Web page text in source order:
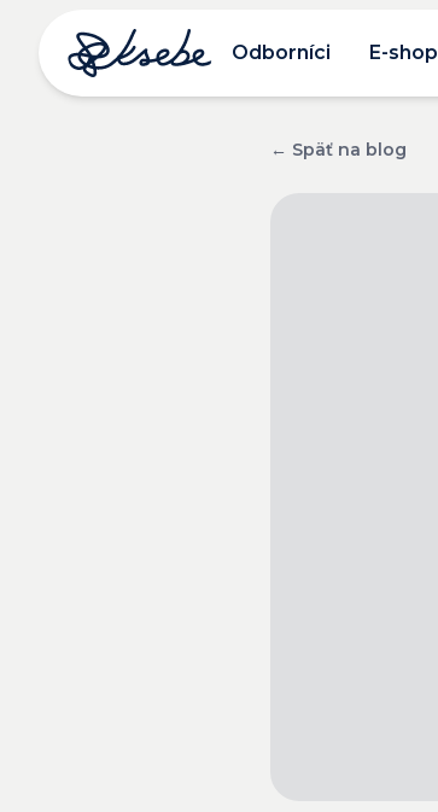
Odborníci E-shop
← Späť na blog